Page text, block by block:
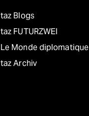
taz Blogs
taz FUTURZWEI
Le Monde diplomatique
taz Archiv